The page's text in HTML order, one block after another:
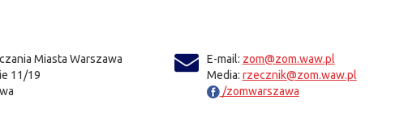
Miasta Warszawa
11/19
E-mail: zom@zom.waw.pl
Media: rzecznik@zom.waw.pl
/zomwarszawa